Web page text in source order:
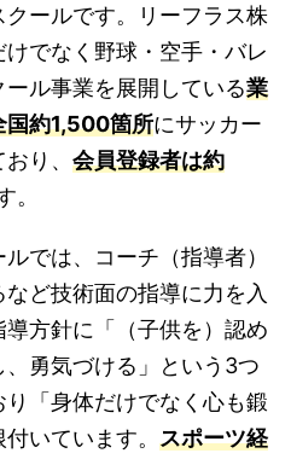
ールです。リーフラス株
でなく野球・空手・バレ
ル事業を展開している業
国約1,500箇所にサッカー
り、 会員登録者は約
。
では、コーチ（指導者）
ど技術面の指導に力を入
方針に「（子供を）認め
勇気づける」という3つ
「身体だけでなく心も鍛
いています。 スポーツ経